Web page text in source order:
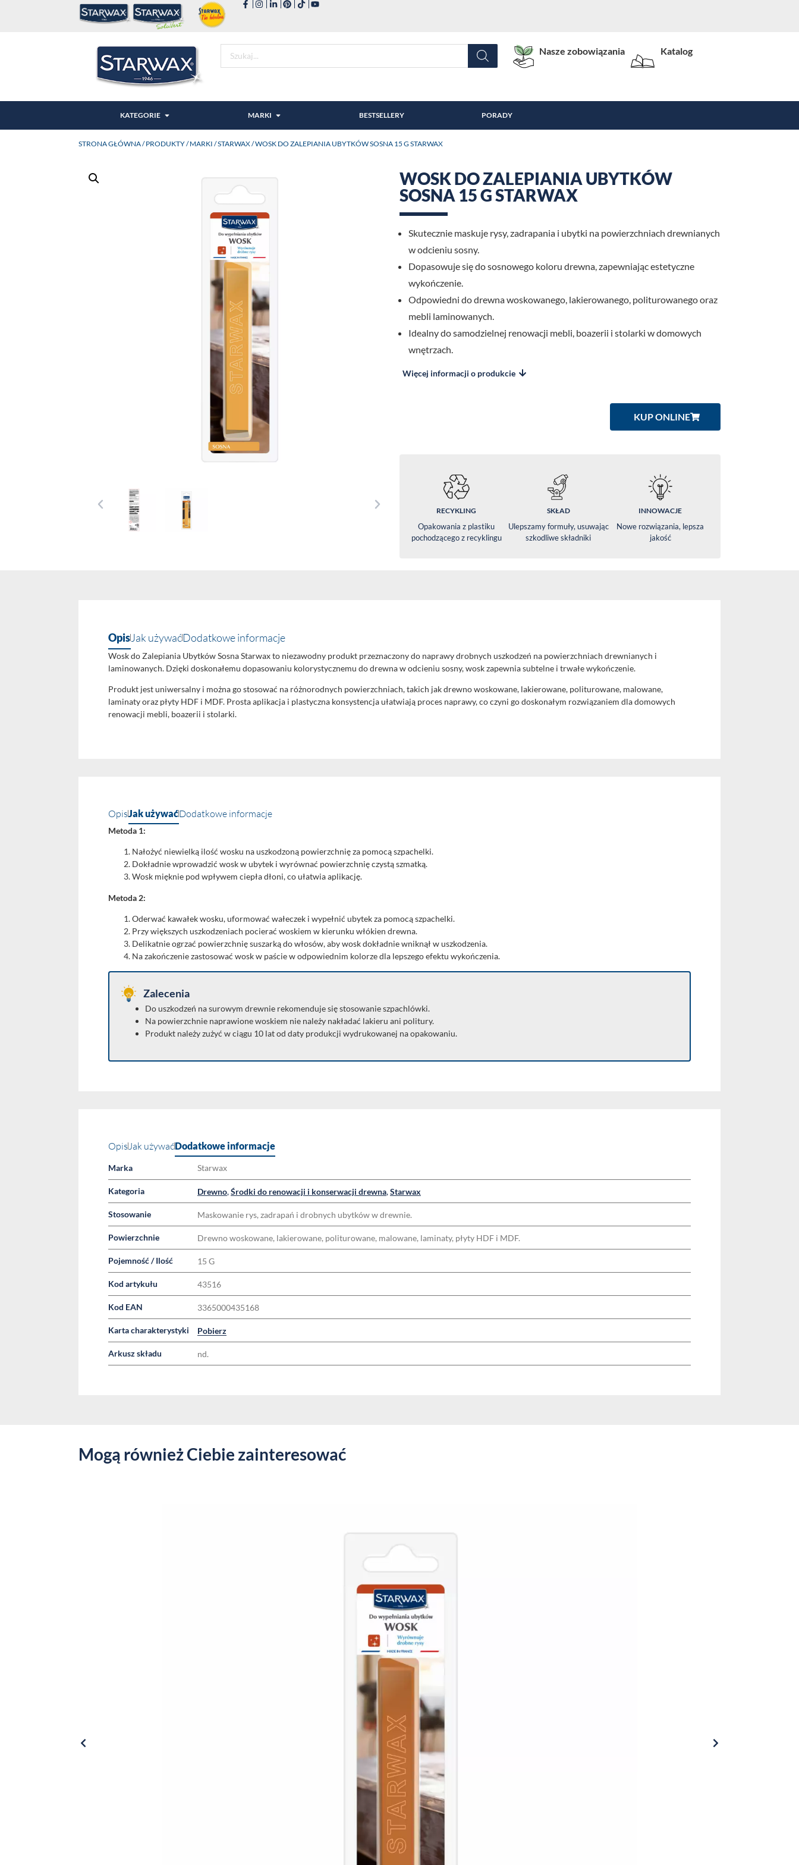
Nasze zobowiązania Katalog
KATEGORIE MARKI BESTSELLERY PORADY
STRONA GŁÓWNA/PRODUKTY/MARKI /STARWAX/ WOSK DO ZALEPIANIA UBYTKÓW SOSNA 15 G STARWAX
WOSK DO ZALEPIANIA UBYTKÓW
SOSNA 15 G STARWAX
Skutecznie maskuje rysy, zadrapania i ubytki na powierzchniach drewnianych
w odcieniu sosny.
Dopasowuje się do sosnowego koloru drewna, zapewniając estetyczne
wykończenie.
Odpowiedni do drewna woskowanego, lakierowanego, politurowanego oraz
mebli laminowanych.
Idealny do samodzielnej renowacji mebli, boazerii i stolarki w domowych
wnętrzach.
Więcej informacji o produkcie
KUP ONLINE
RECYKLING
Opakowania z plastiku
pochodzącego z recyklingu
SKŁAD
Ulepszamy formuły, usuwając
szkodliwe składniki
INNOWACJE
Nowe rozwiązania, lepsza
jakość
OpisJak używaćDodatkowe informacje
Wosk do Zalepiania Ubytków Sosna Starwax to niezawodny produkt przeznaczony do naprawy drobnych uszkodzeń na powierzchniach drewnianych i
laminowanych. Dzięki doskonałemu dopasowaniu kolorystycznemu do drewna w odcieniu sosny, wosk zapewnia subtelne i trwałe wykończenie.
Produkt jest uniwersalny i można go stosować na różnorodnych powierzchniach, takich jak drewno woskowane, lakierowane, politurowane, malowane,
laminaty oraz płyty HDF i MDF. Prosta aplikacja i plastyczna konsystencja ułatwiają proces naprawy, co czyni go doskonałym rozwiązaniem dla domowych
renowacji mebli, boazerii i stolarki.
Opis Jak używaćDodatkowe informacje
Metoda 1:
Nałożyć niewielką ilość wosku na uszkodzoną powierzchnię za pomocą szpachelki.
Dokładnie wprowadzić wosk w ubytek i wyrównać powierzchnię czystą szmatką.
Wosk mięknie pod wpływem ciepła dłoni, co ułatwia aplikację.
Metoda 2:
Oderwać kawałek wosku, uformować wałeczek i wypełnić ubytek za pomocą szpachelki.
Przy większych uszkodzeniach pocierać woskiem w kierunku włókien drewna.
Delikatnie ogrzać powierzchnię suszarką do włosów, aby wosk dokładnie wniknął w uszkodzenia.
Na zakończenie zastosować wosk w paście w odpowiednim kolorze dla lepszego efektu wykończenia.
Zalecenia
Do uszkodzeń na surowym drewnie rekomenduje się stosowanie szpachlówki.
Na powierzchnie naprawione woskiem nie należy nakładać lakieru ani politury.
Produkt należy zużyć w ciągu 10 lat od daty produkcji wydrukowanej na opakowaniu.
OpisJak używaćDodatkowe informacje
Marka Starwax
Kategoria Drewno,Środki do renowacji i konserwacji drewna,Starwax
Stosowanie Maskowanie rys, zadrapań i drobnych ubytków w drewnie.
Powierzchnie Drewno woskowane, lakierowane, politurowane, malowane, laminaty, płyty HDF i MDF.
Pojemność / Ilość 15 G
Kod artykułu 43516
Kod EAN 3365000435168
Karta charakterystyki Pobierz
Arkusz składu nd.
Mogą również Ciebie zainteresować